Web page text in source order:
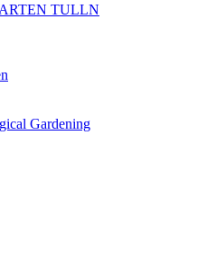
TULLN
Gardening